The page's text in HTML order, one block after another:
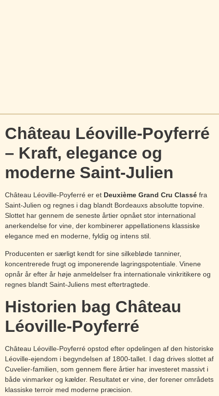
Château Léoville-Poyferré
– Kraft, elegance og
moderne Saint-Julien
Château Léoville-Poyferré er et Deuxième Grand Cru Classé fra
Saint-Julien og regnes i dag blandt Bordeauxs absolutte topvine.
Slottet har gennem de seneste årtier opnået stor international
anerkendelse for vine, der kombinerer appellationens klassiske
elegance med en moderne, fyldig og intens stil.
Producenten er særligt kendt for sine silkebløde tanniner,
koncentrerede frugt og imponerende lagringspotentiale. Vinene
opnår år efter år høje anmeldelser fra internationale vinkritikere og
regnes blandt Saint-Juliens mest eftertragtede.
Historien bag Château
Léoville-Poyferré
Château Léoville-Poyferré opstod efter opdelingen af den historiske
Léoville-ejendom i begyndelsen af 1800-tallet. I dag drives slottet af
Cuvelier-familien, som gennem flere årtier har investeret massivt i
både vinmarker og kælder. Resultatet er vine, der forener områdets
klassiske terroir med moderne præcision.